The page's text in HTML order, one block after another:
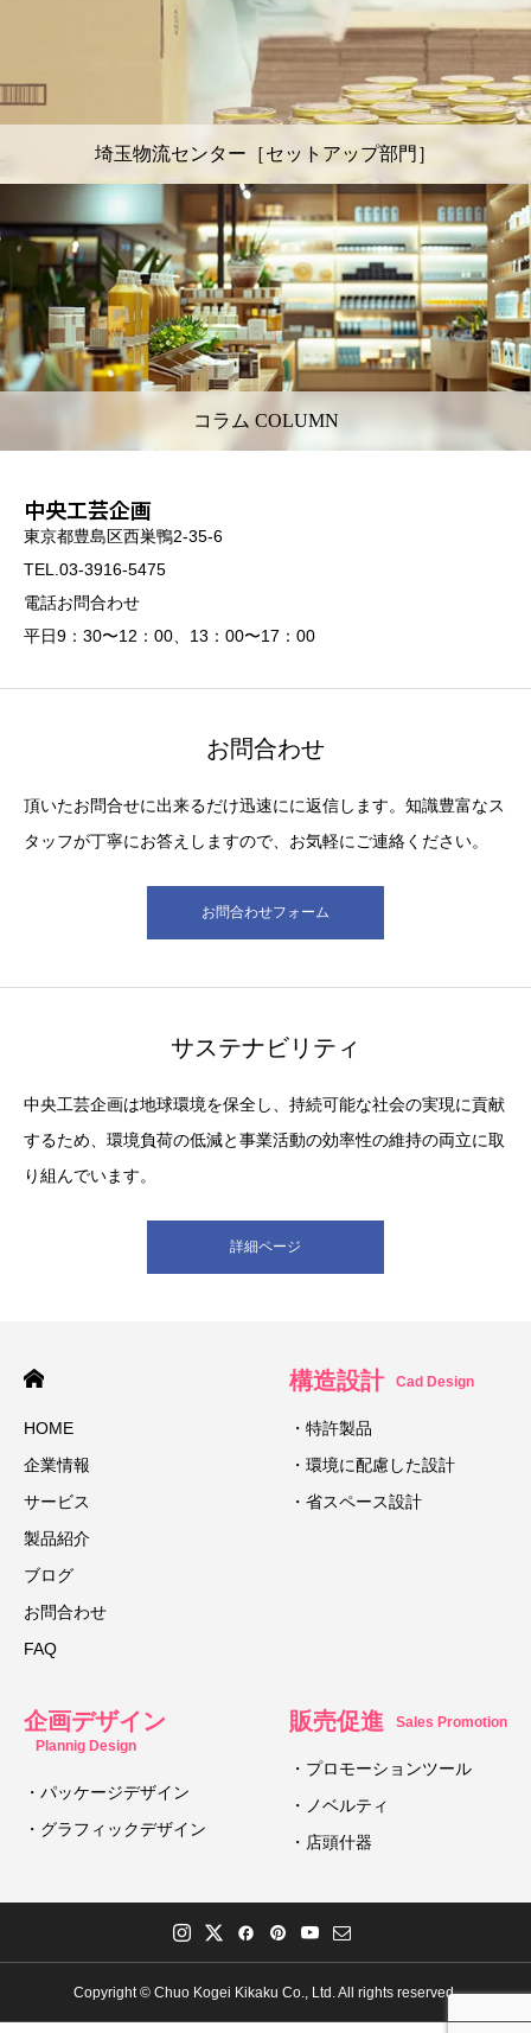
埼玉物流センター［セットアップ部門］
コラム COLUMN
中央工芸企画
東京都豊島区西巣鴨2-35-6
TEL.03-3916-5475
電話お問合わせ
平日9：30〜12：00、13：00〜17：00
お問合わせ
頂いたお問合せに出来るだけ迅速にに返信します。知識豊富なス
タッフが丁寧にお答えしますので、お気軽にご連絡ください。
お問合わせフォーム
サステナビリティ
中央工芸企画は地球環境を保全し、持続可能な社会の実現に貢献
するため、環境負荷の低減と事業活動の効率性の維持の両立に取
り組んでいます。
詳細ページ
HOME
企業情報
サービス
製品紹介
ブログ
お問合わせ
FAQ
構造設計 Cad Design
・特許製品
・環境に配慮した設計
・省スペース設計
企画デザイン
Plannig Design
・パッケージデザイン
・グラフィックデザイン
販売促進 Sales Promotion
・プロモーションツール
・ノベルティ
・店頭什器
Copyright © Chuo Kogei Kikaku Co., Ltd. All rights reserved.